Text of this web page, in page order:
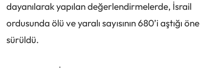
dayanılarak yapılan değerlendirmelerde, İsrail
ordusunda ölü ve yaralı sayısının 680’i aştığı öne
sürüldü.